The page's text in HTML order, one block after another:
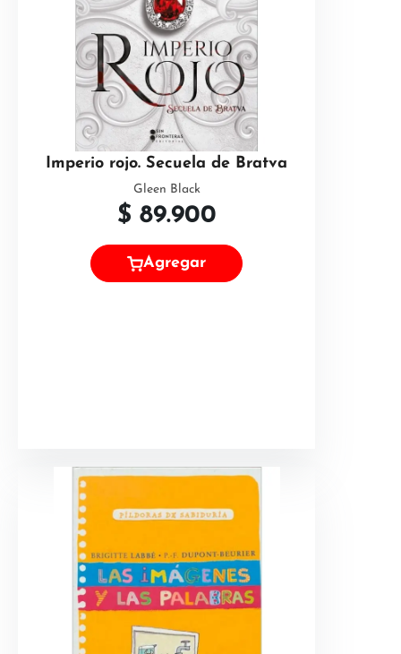
Imperio rojo. Secuela de Bratva
Gleen Black
$ 89.900
Agregar